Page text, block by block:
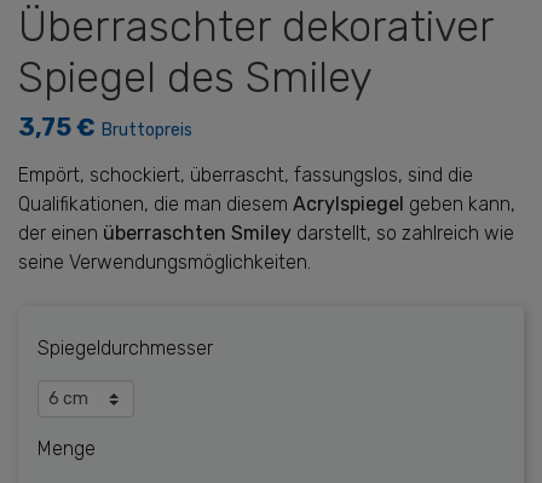
Überraschter dekorativer
Spiegel des Smiley
3,75 € Bruttopreis
Empört, schockiert, überrascht, fassungslos, sind die
Qualifikationen, die man diesem Acrylspiegel geben kann,
der einen überraschten Smiley darstellt, so zahlreich wie
seine Verwendungsmöglichkeiten.
Spiegeldurchmesser
Menge